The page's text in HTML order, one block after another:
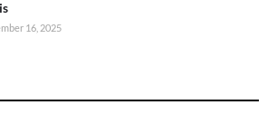
16, 2025